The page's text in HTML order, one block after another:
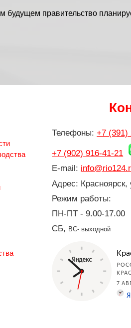
правительство
Телефоны:+7 (391)
+7 (902) 916-41-21
E-mail:
Адрес: Красноярск,
Режим работы:
ПН-ПТ - 9.00-17.00
СБ, ВС- выходной